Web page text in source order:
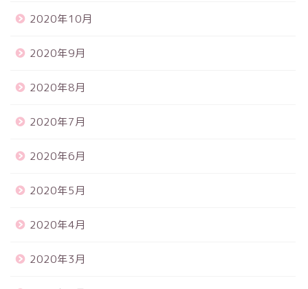
2020年10月
2020年9月
2020年8月
2020年7月
2020年6月
2020年5月
2020年4月
2020年3月